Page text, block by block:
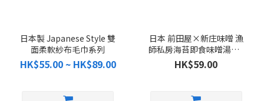
日本製 Japanese Style 雙
面柔軟紗布毛巾系列
HK$55.00 ~ HK$89.00
日本 前田屋×新庄味噌 漁
師私房海苔即食味噌湯（5
食入）
HK$59.00